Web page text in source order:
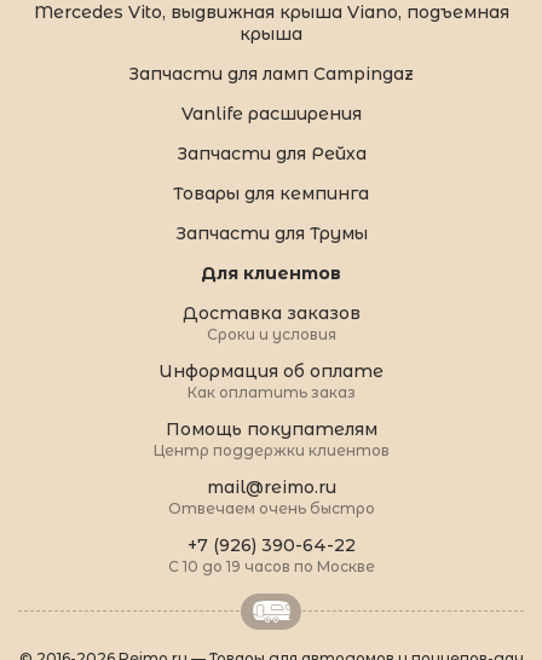
Mercedes Vito, выдвижная крыша Viano, подъемная
крыша
Запчасти для ламп Campingaz
Vanlife расширения
Запчасти для Рейха
Товары для кемпинга
Запчасти для Трумы
Для клиентов
Доставка заказов
Сроки и условия
Информация об оплате
Как оплатить заказ
Помощь покупателям
Центр поддержки клиентов
mail@reimo.ru
Отвечаем очень быстро
+7 (926) 390-64-22
С 10 до 19 часов по Москве